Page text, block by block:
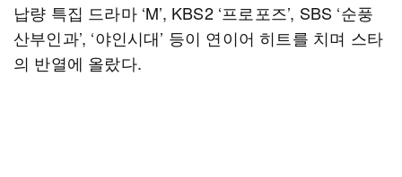
납량 특집 드라마 ‘M’, KBS2 ‘프로포즈’, SBS ‘순풍
산부인과’, ‘야인시대’ 등이 연이어 히트를 치며 스타
의 반열에 올랐다.